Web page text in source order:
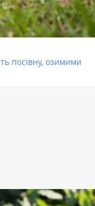
посівну, озимими